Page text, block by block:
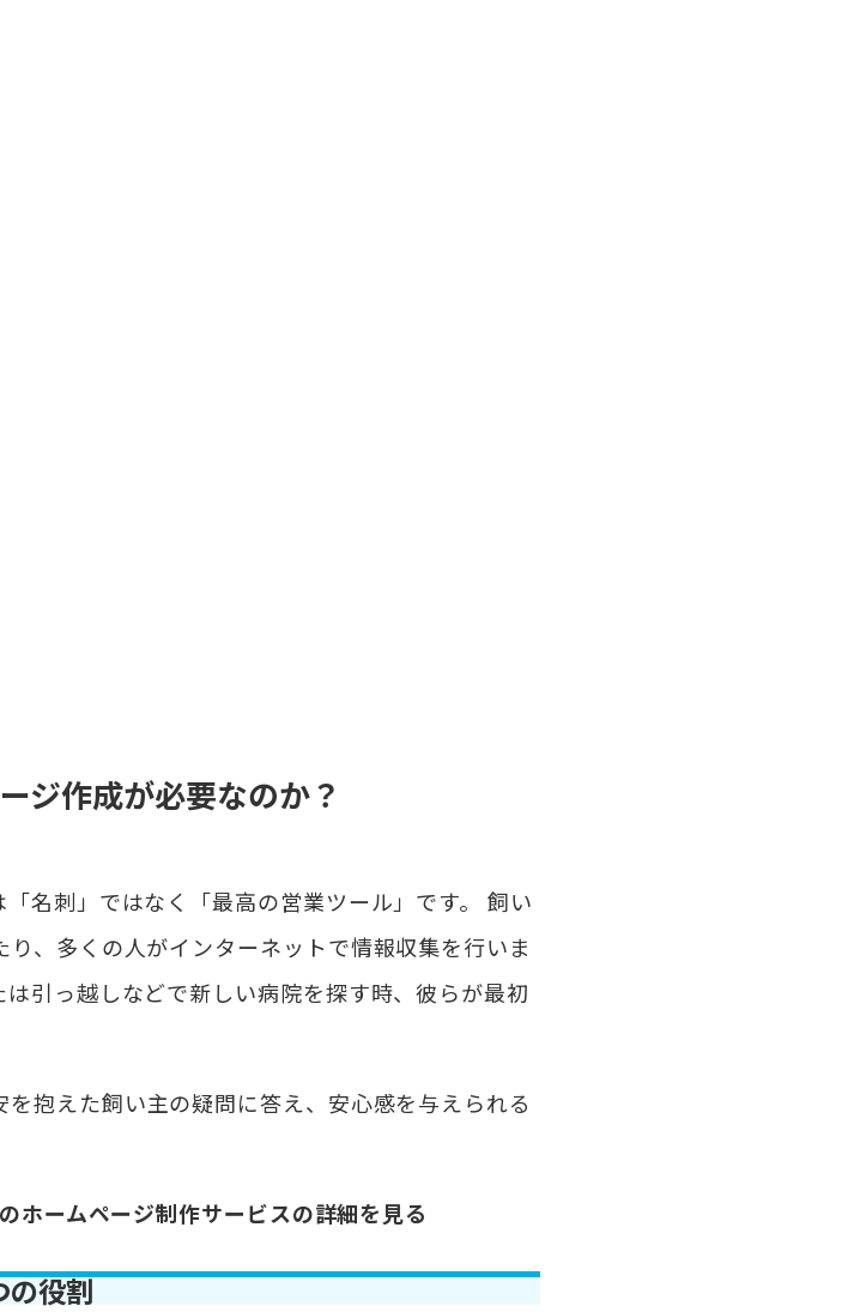
ジ作成が必要なのか？
名刺」ではなく「最高の営業ツール」です。 飼い
、多くの人がインターネットで情報収集を行いま
引っ越しなどで新しい病院を探す時、彼らが最初
を抱えた飼い主の疑問に答え、安心感を与えられる
ームページ制作サービスの詳細を見る
の役割